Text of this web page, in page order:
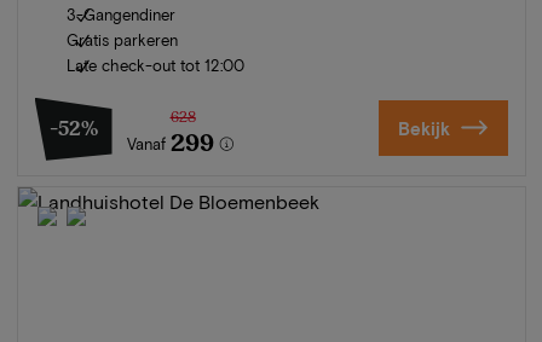
3-Gangendiner
Gratis parkeren
Late check-out tot 12:00
-52%
Vanaf
628
299 Bekijk